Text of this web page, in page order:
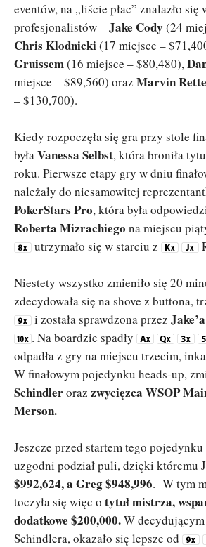
eventów, na „liście płac” znalazło się
profesjonalistów –Jake Cody (24
Chris Klodnicki(17 miejsce –
Gruissem(16 miejsce – $80,480),
miejsce – $89,560) oraz Marvin
– $130,700).
Kiedy rozpoczęła się gra przy stole
byłaVanessa Selbst, która broniła
roku. Pierwsze etapy gry w dniu
należały do niesamowitej
PokerStars Pro, która była
Roberta Mizrachiego na miejscu
utrzymało się w starciu z
Niestety wszystko zmieniło się 20
zdecydowała się na shove z buttona,
i została sprawdzona przez
. Na boardzie spadły
odpadła z gry na miejscu trzecim,
W finałowym pojedynku heads-up,
Schindleroraz zwycięzca WSOP
Merson.
Jeszcze przed startem tego
uzgodni podział puli, dzięki któremu
$992,624, a Greg $948,996. W tym
toczyła się więc o tytuł mistrza,
dodatkowe $200,000.W
Schindlera, okazało się lepsze od